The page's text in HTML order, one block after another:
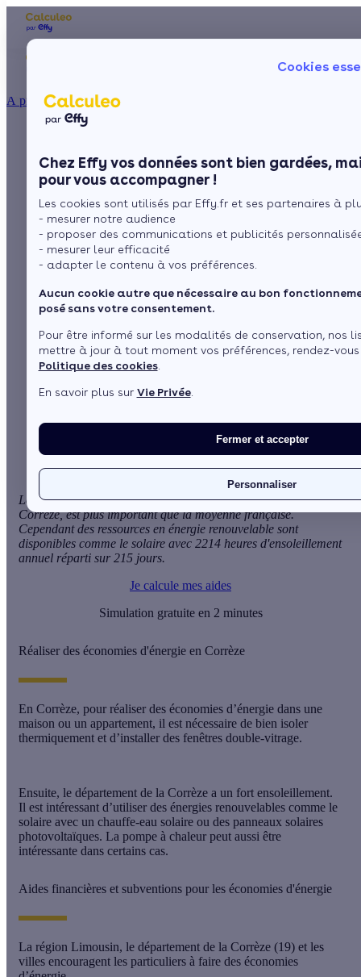
Cookies
Chez Effy vos données sont bien gardées,
pour vous accompagner !
Les cookies sont utilisés par Effy.fr et ses partenaires à
- mesurer notre audience
- proposer des communications et publicités
- mesurer leur efficacité
- adapter le contenu à vos préférences.
Aucun cookie autre que nécessaire au bon
posé sans votre consentement.
Pour être informé sur les modalités de conservation, nos
mettre à jour à tout moment vos préférences, rendez-
Politique des cookies.
En savoir plus sur Vie Privée.
Fermer et accepter
Personnaliser
À propos
Ma Prime Rénov'
Le chèque énergie
La TVA réduite
L'éco-prêt à taux zéro
Trouver mes aides
Nos conseils
Sol
Fenêtres
Aides financières et
subventions pour les
économies d'énergie
en Corrèze
parL’équipe de rédaction
1 minute de lecture
d'énergie
Le besoin en chauffage des logements lié au climat de la
Corrèze, est plus important que la moyenne française.
Cependant des ressources en énergie renouvelable sont
disponibles comme le solaire avec 2214 heures d'ensoleillement
annuel réparti sur 215 jours.
Je calcule mes aides
Simulation gratuite en 2 minutes
Réaliser des économies d'énergie en Corrèze
En Corrèze, pour réaliser des économies d’énergie dans une
maison ou un appartement, il est nécessaire de bien isoler
thermiquement et d’installer des fenêtres double-vitrage.
Ensuite, le département de la Corrèze a un fort ensoleillement.
Il est intéressant d’utiliser des énergies renouvelables comme le
solaire avec un chauffe-eau solaire ou des panneaux solaires
photovoltaïques. La pompe à chaleur peut aussi être
intéressante dans certains cas.
Aides financières et subventions pour les économies d'énergie
La région Limousin, le département de la Corrèze (19) et les
villes encouragent les particuliers à faire des économies